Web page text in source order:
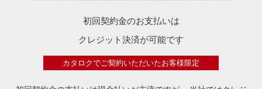
初回契約金のお支払いは
クレジット決済が可能です
カタロクでご契約いただいたお客様限定